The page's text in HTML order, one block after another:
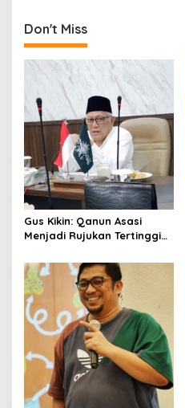
n
a
g
a
t
i
o
n
Don't Miss
Gus Kikin: Qanun Asasi
Menjadi Rujukan Tertinggi